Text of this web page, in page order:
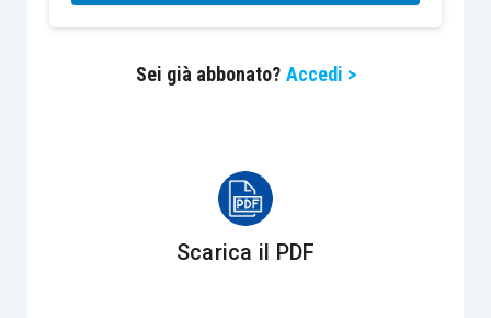
7,44 annuale);
da artigiani e commercianti
sessantacinque anni di età
Sei già abbonato? Accedi >
Scarica il PDF